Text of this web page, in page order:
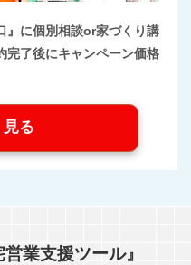
』に個別相談or家づくり講
完了後にキャンペーン価格
る
業支援ツール』